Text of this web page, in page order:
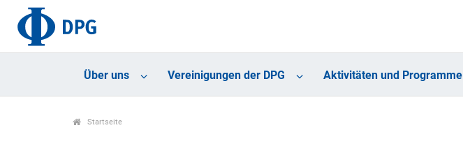
Über uns Vereinigungen der DPG Aktivitäten und Programme
Startseite